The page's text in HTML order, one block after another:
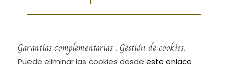
Garantí­as complementarias . Gestión de cookies:
Puede eliminar las cookies desde este enlace